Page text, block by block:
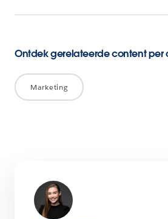
Ontdek gerelateerde content per
Marketing